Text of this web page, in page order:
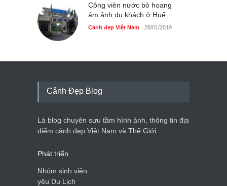
Công viên nước bỏ hoang
ám ảnh du khách ở Huế
Cảnh đẹp Việt Nam 28/01/2019
Cảnh Đẹp Blog
Là blog chuyên sưu tầm hình ảnh, thông tin địa
điểm cảnh đẹp Việt Nam và Thế Giới
Phát triển
Nhóm sinh viên
yêu Du Lịch